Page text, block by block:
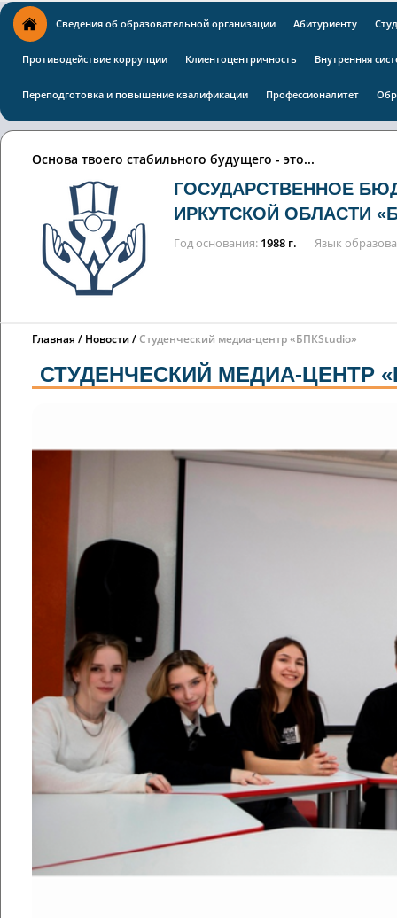
Сведения об образовательной организации Абитуриенту
Противодействие коррупции Клиентоцентричность Внутренняя
Переподготовка и повышение квалификации Профессионалитет
Основа твоего стабильного будущего - это...
ГОСУДАРСТВЕННОЕ
ИРКУТСКОЙ ОБЛАСТИ
Год основания 1988 г. Язык
Главная Новости Студенческий медиа-центр «БПКStudio»
СТУДЕНЧЕСКИЙ МЕДИА-ЦЕНТР